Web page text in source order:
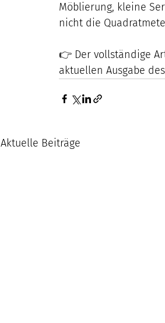
Möblierung, kleine
nicht die
👉 Der vollständige
aktuellen Ausgabe des
Aktuelle Beiträge